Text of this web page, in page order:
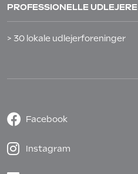
PROFESSIONELLE UDLEJERE
> 30 lokale udlejerforeninger
Facebook
Instagram